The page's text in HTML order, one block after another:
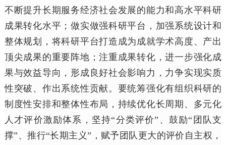
不断提升长期服务经济社会发展的能力和高水平科研
成果转化水平；做实做强科研平台，加强系统设计和
整体规划，将科研平台打造成为成就学术高度、产出
顶尖成果的重要阵地；注重成果转化，进一步强化成
果与效益导向，形成良好社会影响力，力争实现实质
性突破、作出系统性贡献。要统筹强化有组织科研的
制度性安排和整体性布局，持续优化长周期、多元化
人才评价激励体系，坚持“分类评价”、鼓励“团队支
撑”、推行“长期主义”，赋予团队更大的评价自主权，